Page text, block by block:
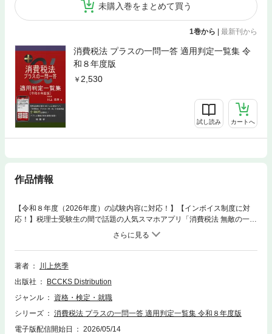
未購入巻をまとめて買う
1巻から | 最新刊から
消費税法 プラスの一問一答 適用判定一覧集 令
和８年度版
2,530
試し読み カートへ
作品情報
【令和８年度（2026年度）の試験内容に対応！】【インボイス制度に対
応！】税理士受験生の間で話題の人気スマホアプリ「消費税法 無敵の一問
一答」の制作者が執筆！「消費税法 無敵の一問一答」に収録しきれなかっ
た税理士試験対策向けの＋αの補強論点を収録したスマホアプリ「消費税
法 プラスの一問一答」の収録問題1,000問が書籍化されました！「消費税
法 プラスの一問一答」では、以下の論点の問題を収録しています。① 軽
プリの内容とリンクしているため、アプリで間違えた問題を書籍で見直し
て復習したり、「知識のインプットは書籍で、アウトプットのトレーニン
できます。「アプリと書籍の連携」という今までにない新しい発想による
勉強法の効率性を是非実感してみてください。本電子書籍は、問題ページ
著者
川上悠季
出版社
BCCKS Distribution
ジャンル
資格・検定・就職
シリーズ
消費税法 プラスの一問一答 適用判定一覧集 令和８年度版
電子版配信開始日
2026/05/14